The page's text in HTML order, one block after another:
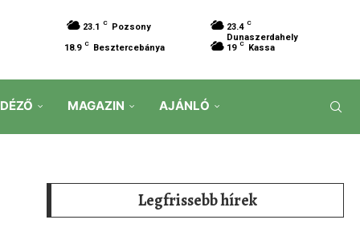
23.1 C Pozsony 23.4 C
Dunaszerdahely
18.9 C Besztercebánya 19 C Kassa
MAGAZIN AJÁNLÓ
Legfrissebb hírek